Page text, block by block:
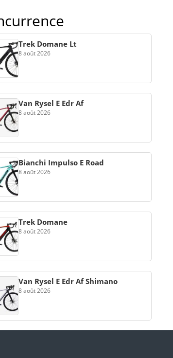
Trek Domane Lt
8 août 2026
Van Rysel E Edr Af
8 août 2026
Bianchi Impulso E Road
8 août 2026
Trek Domane
8 août 2026
Van Rysel E Edr Af Shimano
8 août 2026